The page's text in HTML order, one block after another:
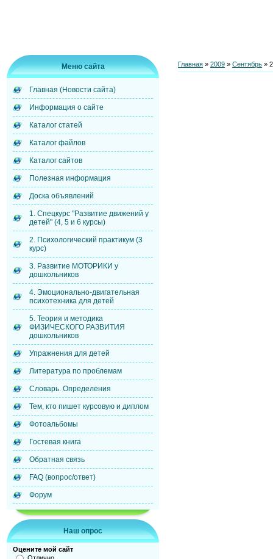
Меню сайта
Главная (Новости сайта)
Информация о сайте
Каталог статей
Каталог файлов
Каталог сайтов
Полезная информация
Доска объявлений
1. Спецкурс "Развитие движений у
детей" (4, 5 и 6 курсы)
2. Психологический практикум (3
курс)
3. Развитие МОТОРИКИ у
дошкольников
4. Эмоционально-двигательная
психотехника для детей
5. Теория и методика
ФИЗИЧЕСКОГО РАЗВИТИЯ
дошкольников
Упражнения для детей
Литература по проблемам
Словарь. Определения
Тем, кто пишет курсовую и диплом
Фотоальбомы
Гостевая книга
Обратная связь
FAQ (вопрос/ответ)
Форум
Наш опрос
Оцените мой сайт
Главная » 2009 » Сентябрь »